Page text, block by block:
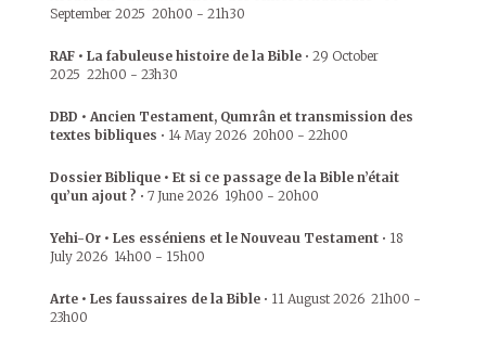
September 2025 20h00 - 21h30
RAF • La fabuleuse histoire de la Bible • 29 October
2025 22h00 - 23h30
DBD • Ancien Testament, Qumrân et transmission des
textes bibliques • 14 May 2026 20h00 - 22h00
Dossier Biblique • Et si ce passage de la Bible n’était
qu’un ajout ? • 7 June 2026 19h00 - 20h00
Yehi-Or • Les esséniens et le Nouveau Testament • 18
July 2026 14h00 - 15h00
Arte • Les faussaires de la Bible • 11 August 2026 21h00 -
23h00